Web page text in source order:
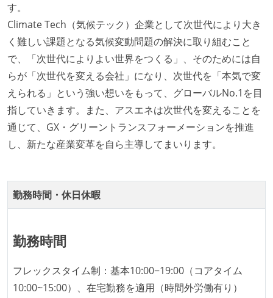
最新技術を追いかけるための社内勉強会が定期開催さ
れ、参加者が自主的に参加している
Slack等で、最新技術の良し悪しをメンバーがよく会話
している
英語でコミュニケーションとる機会が社内にある
開発メンバーの裁量
設計・実装から運用までを同じ開発チームが担い、フ
ロントエンド、バックエンド、インフラといった役割
1年以内に、技術負債を解消するためのプロジェクト
トムアップで実施されたことがある
任で好きなものを使うことができる
企画を決定する場に、実装を担当する開発メンバーが
す。
Climate Tech（気候テック）企業として次世代により大き
く難しい課題となる気候変動問題の解決に取り組むこと
で、「次世代によりよい世界をつくる」、そのためには自
らが「次世代を変える会社」になり、次世代を「本気で変
えられる」という強い想いをもって、グローバルNo.1を目
指していきます。また、アスエネは次世代を変えることを
通じて、GX・グリーントランスフォーメーションを推進
し、新たな産業変革を自ら主導してまいります。
勤務時間・休日休暇
勤務時間
フレックスタイム制：基本10:00−19:00（コアタイム
10:00~15:00）、在宅勤務を適用（時間外労働有り）